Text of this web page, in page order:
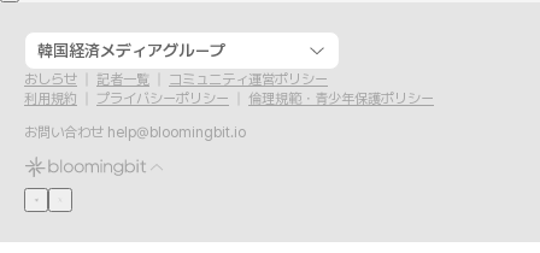
韓国経済メディアグループ
おしらせ 記者一覧
コミュニティ運営ポリシー
利用規約
プライバシーポリシー
倫理規範・青少年保護ポリシー
お問い合わせ help@bloomingbit.io